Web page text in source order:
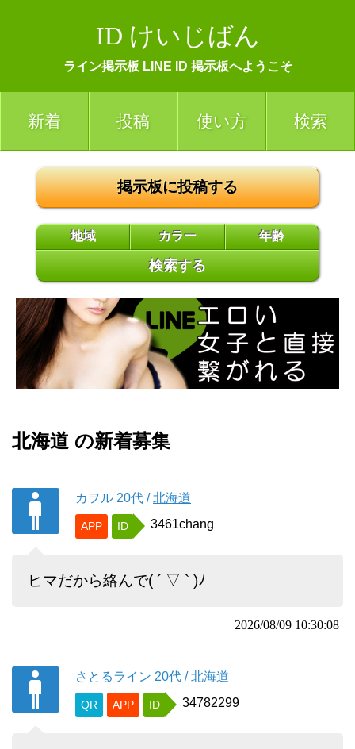
ID けいじばん
ライン掲示板 LINE ID 掲示板へようこそ
新着 投稿 使い方 検索
掲示板に投稿する
地域 カラー 年齢
検索する
北海道 の新着募集
カヲル 20代 /北海道
APP ID 3461chang
ヒマだから絡んで( ´ ▽ ` )ﾉ
2026/08/09 10:30:08
さとるライン 20代 /北海道
QR APP ID 34782299